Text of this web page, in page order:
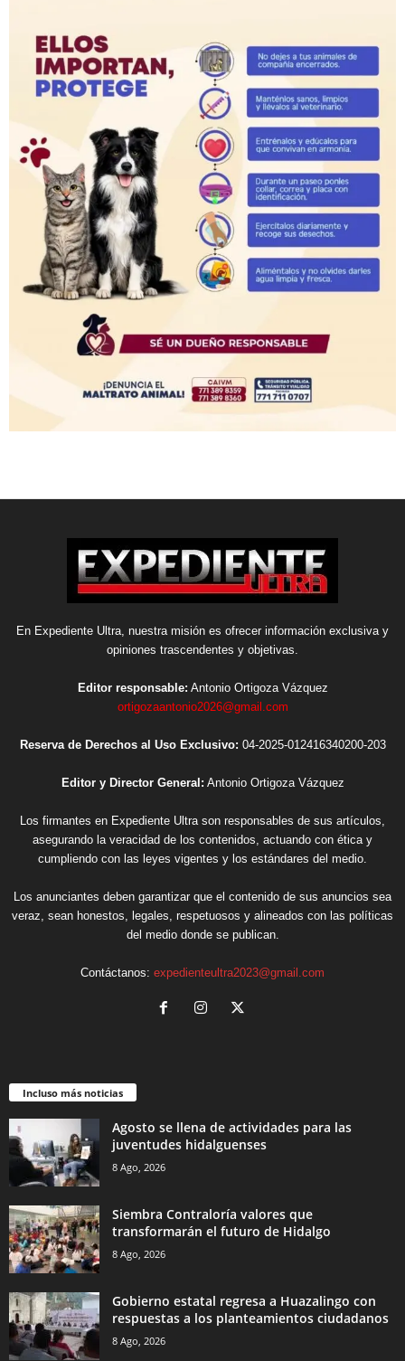
En Expediente Ultra, nuestra misión es ofrecer información exclusiva y
opiniones trascendentes y objetivas.
Editor responsable: Antonio Ortigoza Vázquez
ortigozaantonio2026@gmail.com
Reserva de Derechos al Uso Exclusivo: 04-2025-012416340200-203
Editor y Director General: Antonio Ortigoza Vázquez
Los firmantes en Expediente Ultra son responsables de sus artículos,
asegurando la veracidad de los contenidos, actuando con ética y
cumpliendo con las leyes vigentes y los estándares del medio.
Los anunciantes deben garantizar que el contenido de sus anuncios sea
veraz, sean honestos, legales, respetuosos y alineados con las políticas
del medio donde se publican.
Contáctanos: expedienteultra2023@gmail.com
Incluso más noticias
Agosto se llena de actividades para las
juventudes hidalguenses
8 Ago, 2026
Siembra Contraloría valores que
transformarán el futuro de Hidalgo
8 Ago, 2026
Gobierno estatal regresa a Huazalingo con
respuestas a los planteamientos ciudadanos
8 Ago, 2026